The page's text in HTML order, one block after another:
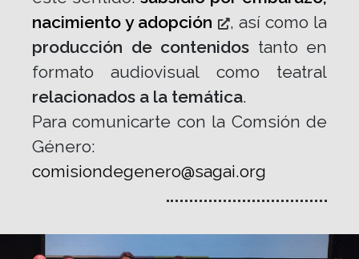
nacimiento y adopción
, así como la
producción de contenidos tanto en
formato audiovisual como teatral
relacionados a la temática.
Para comunicarte con la Comsión de
Género:
comisiondegenero@sagai.org